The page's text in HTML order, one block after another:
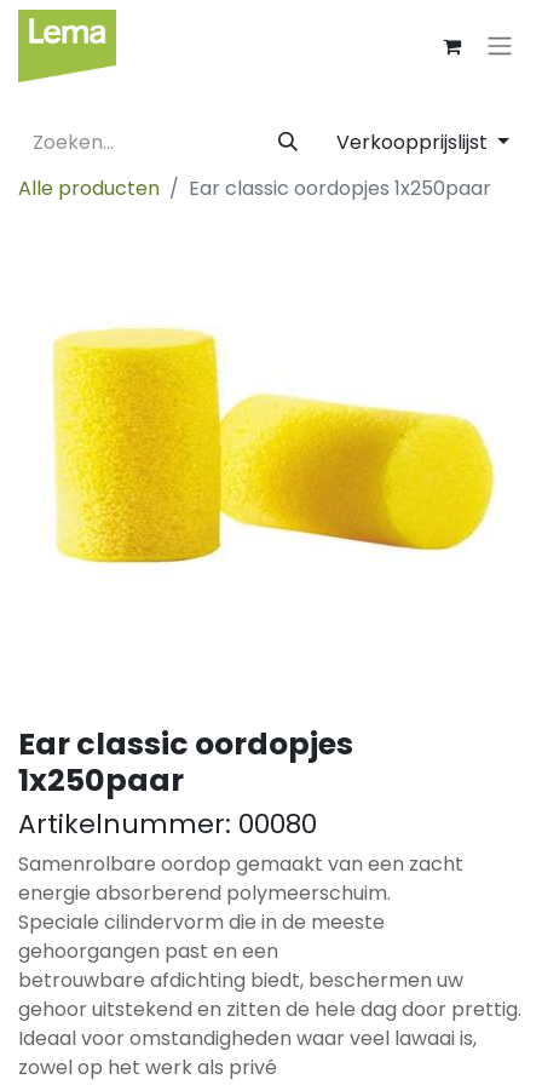
Verkoopprijslijst
Alle producten
Ear classic oordopjes 1x250paar
Ear classic oordopjes
1x250paar
Artikelnummer: 00080
Samenrolbare oordop gemaakt van een zacht
energie absorberend polymeerschuim.
Speciale cilindervorm die in de meeste
gehoorgangen past en een
betrouwbare afdichting biedt, beschermen uw
gehoor uitstekend en zitten de hele dag door prettig.
Ideaal voor omstandigheden waar veel lawaai is,
zowel op het werk als privé